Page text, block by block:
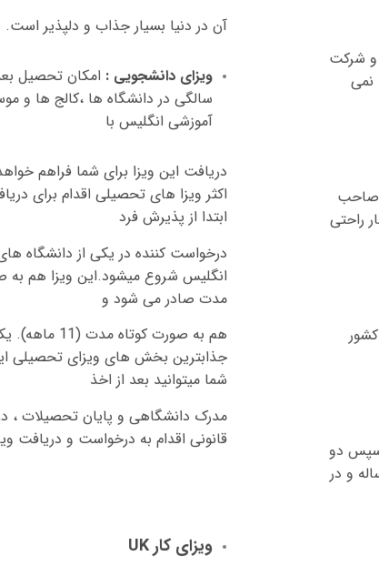
و شرکت
نمی
صاحب
راحتی
سپس دو
و در
آن در دنیا بسیار جذاب و دلپذیر است.
ویزای دانشجویی : امکان تحصیل
سالگی در دانشگاه ها ،کالج ها و
آموزشی انگلیس با
دریافت این ویزا برای شما فراهم
اکثر ویزا های تحصیلی اقدام برای
ابتدا از پذیرش فرد
درخواست کننده در یکی از دانشگاه
انگلیس شروع میشود.این ویزا هم به
مدت صادر می شود و
هم به صورت کوتاه مدت (11 ماهه).
جذابترین بخش های ویزای تحصیلی
شما میتوانید بعد از اخذ
مدرک دانشگاهی و پایان تحصیلات ،
قانونی اقدام به درخواست و دریافت
ویزای کارUK